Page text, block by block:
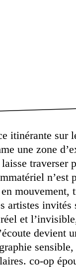
itinérante sur
une zone
traverser
n’est
mouvement,
artistes invités
et
devient
co-op